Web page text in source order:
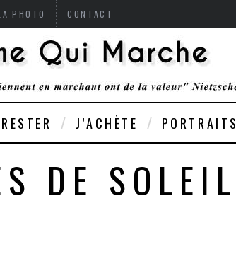
PHOTO CONTACT
J’ACHÈTE PORTRAITS
DE SOLEIL